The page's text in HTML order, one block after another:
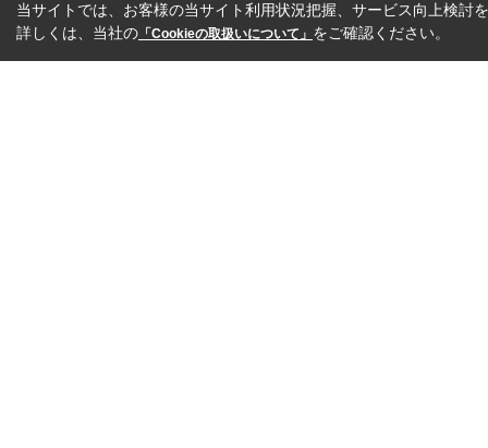
当サイトでは、お客様の当サイト利用状況把握、サービス向上検討
詳しくは、当社の 「Cookieの取扱いについて」 をご確認ください。